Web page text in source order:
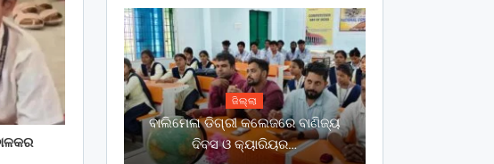
ଜିଲ୍ଲା
ବାଲିମେଳା ଡିଗ୍ରୀ କଲେଜରେ ବାଣିଜ୍ୟ
ଦିବସ ଓ କ୍ୟାରିୟର…